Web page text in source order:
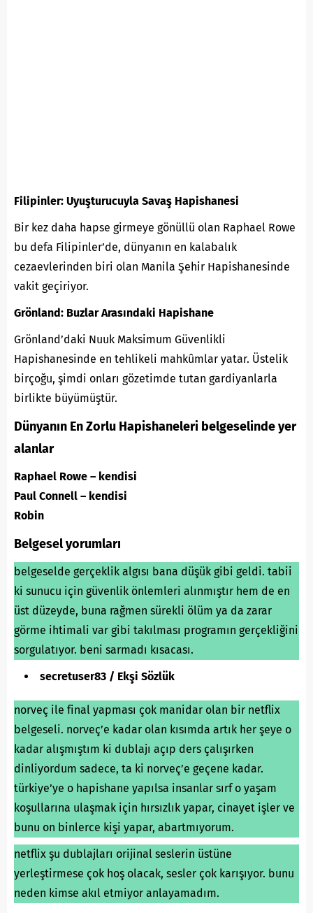
Filipinler: Uyuşturucuyla Savaş Hapishanesi
Bir kez daha hapse girmeye gönüllü olan Raphael Rowe
bu defa Filipinler’de, dünyanın en kalabalık
cezaevlerinden biri olan Manila Şehir Hapishanesinde
vakit geçiriyor.
Grönland: Buzlar Arasındaki Hapishane
Grönland’daki Nuuk Maksimum Güvenlikli
Hapishanesinde en tehlikeli mahkûmlar yatar. Üstelik
birçoğu, şimdi onları gözetimde tutan gardiyanlarla
birlikte büyümüştür.
Dünyanın En Zorlu Hapishaneleri belgeselinde yer
alanlar
Raphael Rowe – kendisi
Paul Connell – kendisi
Robin
Belgesel yorumları
belgeselde gerçeklik algısı bana düşük gibi geldi. tabii
ki sunucu için güvenlik önlemleri alınmıştır hem de en
üst düzeyde, buna rağmen sürekli ölüm ya da zarar
görme ihtimali var gibi takılması programın gerçekliğini
sorgulatıyor. beni sarmadı kısacası.
secretuser83 / Ekşi Sözlük
norveç ile final yapması çok manidar olan bir netflix
belgeseli. norveç’e kadar olan kısımda artık her şeye o
kadar alışmıştım ki dublajı açıp ders çalışırken
dinliyordum sadece, ta ki norveç’e geçene kadar.
türkiye’ye o hapishane yapılsa insanlar sırf o yaşam
koşullarına ulaşmak için hırsızlık yapar, cinayet işler ve
bunu on binlerce kişi yapar, abartmıyorum.
netflix şu dublajları orijinal seslerin üstüne
yerleştirmese çok hoş olacak, sesler çok karışıyor. bunu
neden kimse akıl etmiyor anlayamadım.